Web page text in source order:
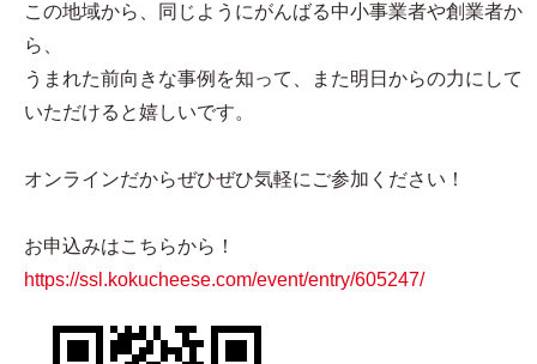
この地域から、同じようにがんばる中小事業者や創業者か
ら、
うまれた前向きな事例を知って、また明日からの力にして
いただけると嬉しいです。
オンラインだからぜひぜひ気軽にご参加ください！
お申込みはこちらから！
https://ssl.kokucheese.com/event/entry/605247/